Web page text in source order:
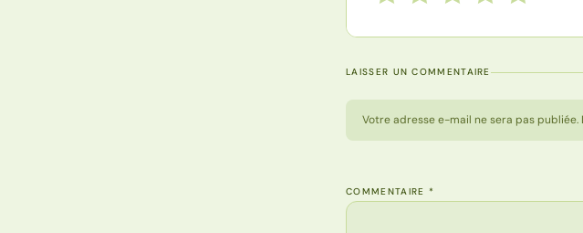
LAISSER UN COMMENTAIRE
Votre adresse e-mail ne sera pas
COMMENTAIRE *